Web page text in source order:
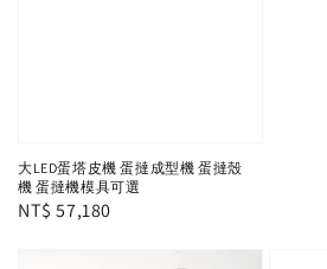
大LED蛋塔皮機 蛋撻成型機 蛋撻殼
機 蛋撻機模具可選
Regular
NT$ 57,180